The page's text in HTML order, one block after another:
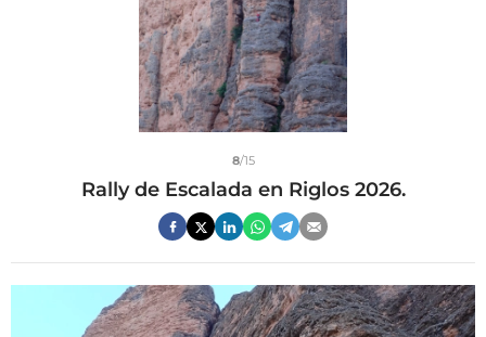
8/15
Rally de Escalada en Riglos 2026.